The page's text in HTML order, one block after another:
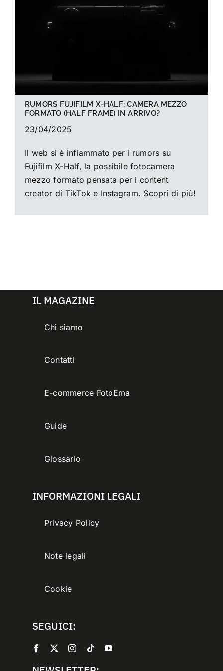
La foto del mese
Cerca
RUMORS FUJIFILM X-HALF: CAMERA MEZZO
FORMATO (HALF FRAME) IN ARRIVO?
23/04/2025
Il web si è infiammato per i rumors su
Fujifilm X-Half, la possibile fotocamera
mezzo formato pensata per i content
creator di TikTok e Instagram. Scopri di più!
IL MAGAZINE
Chi siamo
Contatti
E-commerce FotoEma
Guide
Glossario
INFORMAZIONI LEGALI
Privacy Policy
Note legali
Cookie
SEGUICI: